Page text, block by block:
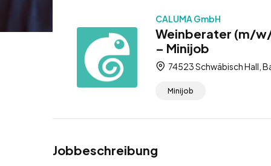
CALUMA GmbH
Weinberater (m/
– Minijob
74523 Schwäbisch Hall,
Minijob
Jobbeschreibung